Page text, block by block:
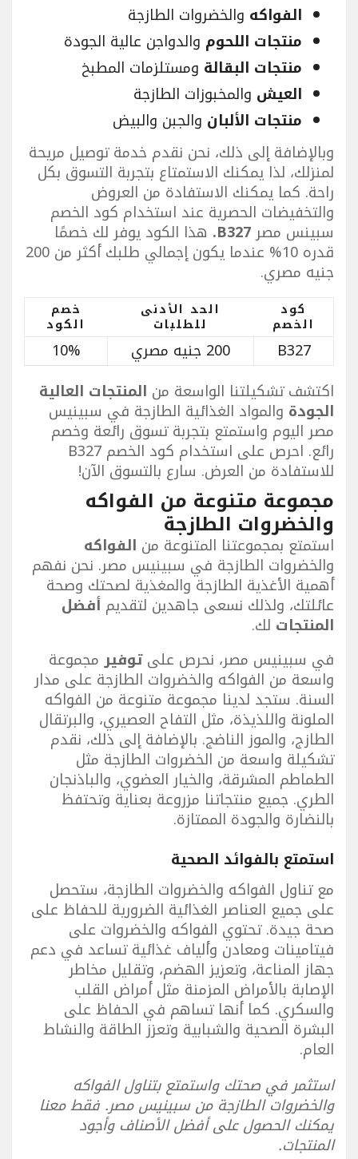
الفواكه والخضروات الطازجة
منتجات اللحوم والدواجن عالية الجودة
منتجات البقالة ومستلزمات المطبخ
العيش والمخبوزات الطازجة
منتجات الألبان والجبن والبيض
وبالإضافة إلى ذلك، نحن نقدم خدمة توصيل مريحة
لمنزلك، لذا يمكنك الاستمتاع بتجربة التسوق بكل
راحة. كما يمكنك الاستفادة من العروض
والتخفيضات الحصرية عند استخدام كود الخصم
سبينس مصرB327. هذا الكود يوفر لك خصمًا
قدره 10% عندما يكون إجمالي طلبك أكثر من 200
جنيه مصري.
كود
الخصم
الحد الأدنى
للطلبات
خصم
الكود
B327 200 جنيه مصري
10%
اكتشف تشكيلتنا الواسعة من المنتجات العالية
الجودة والمواد الغذائية الطازجة في سبينيس
مصر اليوم واستمتع بتجربة تسوق رائعة وخصم
رائع. احرص على استخدام كود الخصم B327
للاستفادة من العرض. سارع بالتسوق الآن!
مجموعة متنوعة من الفواكه
والخضروات الطازجة
استمتع بمجموعتنا المتنوعة من الفواكه
والخضروات الطازجة في سبينيس مصر. نحن نفهم
أهمية الأغذية الطازجة والمغذية لصحتك وصحة
عائلتك، ولذلك نسعى جاهدين لتقديم أفضل
المنتجات لك.
في سبينيس مصر، نحرص علىتوفير مجموعة
واسعة من الفواكه والخضروات الطازجة على مدار
السنة. ستجد لدينا مجموعة متنوعة من الفواكه
الملونة واللذيذة، مثل التفاح العصيري، والبرتقال
الطازج، والموز الناضج. بالإضافة إلى ذلك، نقدم
تشكيلة واسعة من الخضروات الطازجة مثل
الطماطم المشرقة، والخيار العضوي، والباذنجان
الطري. جميع منتجاتنا مزروعة بعناية وتحتفظ
بالنضارة والجودة الممتازة.
استمتع بالفوائد الصحية
مع تناول الفواكه والخضروات الطازجة، ستحصل
على جميع العناصر الغذائية الضرورية للحفاظ على
صحة جيدة. تحتوي الفواكه والخضروات على
فيتامينات ومعادن وألياف غذائية تساعد في دعم
جهاز المناعة، وتعزيز الهضم، وتقليل مخاطر
الإصابة بالأمراض المزمنة مثل أمراض القلب
والسكري. كما أنها تساهم في الحفاظ على
البشرة الصحية والشبابية وتعزز الطاقة والنشاط
العام.
استثمر في صحتك واستمتع بتناول الفواكه
والخضروات الطازجة من سبينيس مصر. فقط معنا
يمكنك الحصول على أفضل الأصناف وأجود
المنتجات.